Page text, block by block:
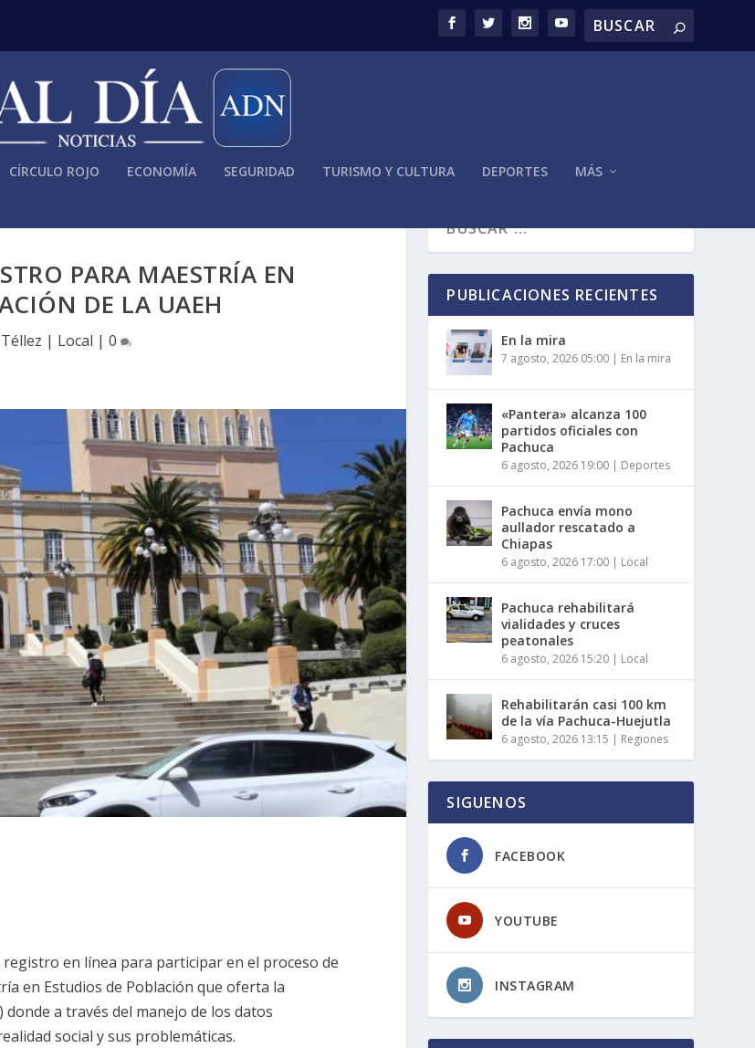
CÍRCULO ROJO ECONOMÍA SEGURIDAD TURISMO Y CULTURA DEPORTES MÁS
PARA MAESTRÍA EN
DE LA UAEH
| Local |0
en línea para participar en el proceso de
en Estudios de Población que oferta la
a través del manejo de los datos
social y sus problemáticas.
PUBLICACIONES RECIENTES
En la mira
7 agosto, 2026 05:00 | En la mira
«Pantera» alcanza 100
partidos oficiales con
Pachuca
6 agosto, 2026 19:00 | Deportes
Pachuca envía mono
aullador rescatado a
Chiapas
6 agosto, 2026 17:00 | Local
Pachuca rehabilitará
vialidades y cruces
peatonales
6 agosto, 2026 15:20 | Local
Rehabilitarán casi 100 km
de la vía Pachuca-Huejutla
6 agosto, 2026 13:15 | Regiones
SIGUENOS
FACEBOOK
YOUTUBE
INSTAGRAM